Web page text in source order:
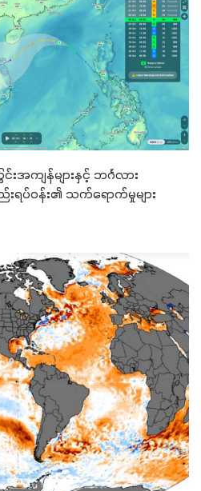
အကျန်များနှင့် ဘင်္ဂလား
ပ်ဝန်း၏ သက်ရောက်မှုများ